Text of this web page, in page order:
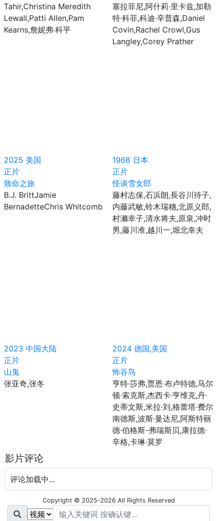
Tahir,Christina Meredith
Lewall,Patti Allen,Pam
Kearns,詹妮弗·科平
塞拉菲尼,阿什莉·里卡兹,加勒
特·科菲,科迪·辛普森,Daniel
Covin,Rachel Crowl,Gus
Langley,Corey Prather
2025 美国
正片
致命之旅
B.J. BrittJamie
BernadetteChris Whitcomb
1968 日本
正片
怪谈雪女郎
藤村志保,石浜朗,長谷川待子,
内藤武敏,铃木瑞穗,北原义郎,
村濑幸子,清水将夫,原泉,冲时
男,藤川准,越川一,堀北幸夫
2023 中国大陆
正片
山鬼
张亚奇,张冬
2024 德国,美国
正片
怖谷鸟
亨特·莎弗,贾恩·布卢特德,马尔
顿·索克斯,杰西卡·亨维克,丹·
史蒂文斯,米拉·刘,格蕾塔·费尔
南德斯,波斯·曼达尼,阿斯特丽
德·伯格斯-弗瑞斯贝,康拉德·
辛格,卡琳·莫罗
影片评论
评论加载中...
Copyright © 2025-2026 All Rights Reserved